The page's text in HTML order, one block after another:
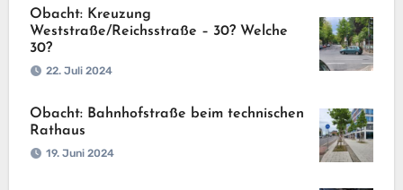
Obacht: Kreuzung
Weststraße/Reichsstraße – 30? Welche
30?
22. Juli 2024
Obacht: Bahnhofstraße beim technischen
Rathaus
19. Juni 2024